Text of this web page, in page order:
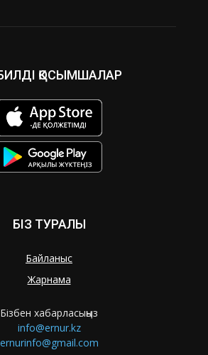
ҚОСЫМШАЛАР
БІЗ ТУРАЛЫ
Байланыс
Жарнама
Бізбен хабарласыңыз
info@ernur.kz
ernurinfo@gmail.com